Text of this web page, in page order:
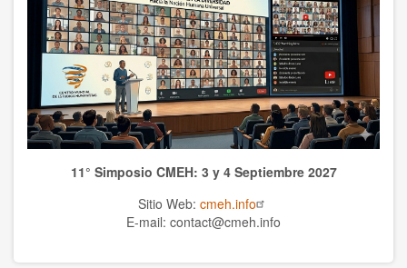
TEMAS
Anthrolopogy
Natural sciences
Sciences
Culture11° Simposio CMEH: 3 y 4 Septiembre 2027
Sitio Web: cmeh.info
E-mail: contact@cmeh.info